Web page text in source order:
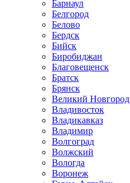
Барнаул
Белгород
Белово
Бердск
Бийск
Биробиджан
Благовещенск
Братск
Брянск
Великий Новгород
Владивосток
Владикавказ
Владимир
Волгоград
Волжский
Вологда
Воронеж